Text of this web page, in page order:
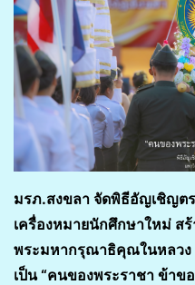
มรภ.สงขลา จัดพิธีอัญเชิญต
เครื่องหมายนักศึกษาใหม่ ส
พระมหากรุณาธิคุณในหลวง
เป็น“คนของพระราชา ข้าข